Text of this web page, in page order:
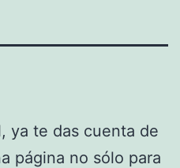
ya te das cuenta de
página no sólo para